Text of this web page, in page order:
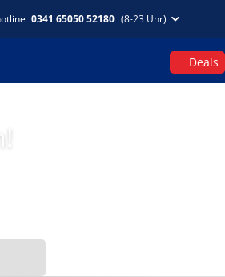
0341 65050 52180 (8-23 Uhr)
Deals